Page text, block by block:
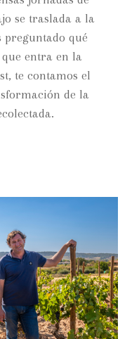
se traslada a la
preguntado qué
entra en la
te contamos el
de la